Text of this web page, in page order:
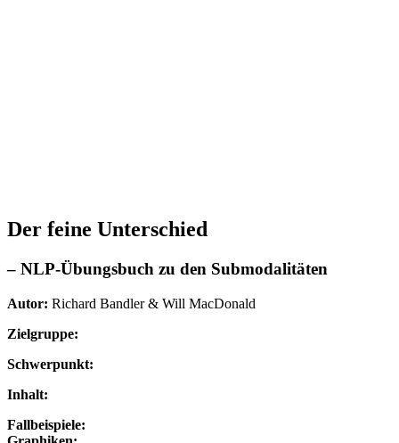
Der feine Unterschied
– NLP-Übungsbuch zu den Submodalitäten
Autor: Richard Bandler & Will MacDonald
Zielgruppe:
Schwerpunkt:
Inhalt:
Fallbeispiele: